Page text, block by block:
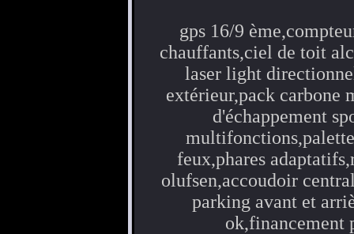
gps 16/9
chauffants,ciel de toit
laser light
extérieur,pack carbone
d'échappement
feux,phares
olufsen,accoudoir
parking avant et
ok,financement